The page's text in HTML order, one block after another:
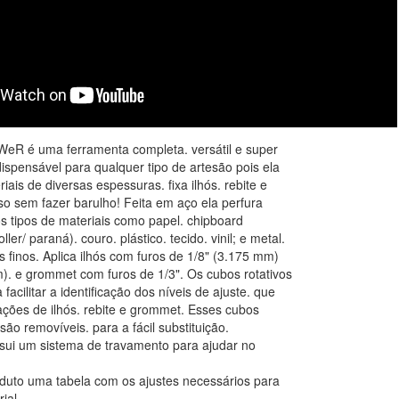
é uma ferramenta completa. versátil e super
para qualquer tipo de artesão pois ela
de diversas espessuras. fixa ilhós. rebite e
sem fazer barulho! Feita em aço ela perfura
tipos de materiais como papel. chipboard
paraná). couro. plástico. tecido. vinil; e metal.
finos. Aplica ilhós com furos de 1/8" (3.175 mm)
e grommet com furos de 1/3". Os cubos rotativos
facilitar a identificação dos níveis de ajuste. que
de ilhós. rebite e grommet. Esses cubos
removíveis. para a fácil substituição.
um sistema de travamento para ajudar no
uma tabela com os ajustes necessários para